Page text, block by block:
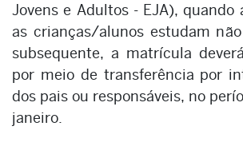
Jovens e Adultos - EJA), quando
as crianças/alunos estudam
subsequente, a matrícula
por meio de transferência por
dos pais ou responsáveis, no
janeiro.